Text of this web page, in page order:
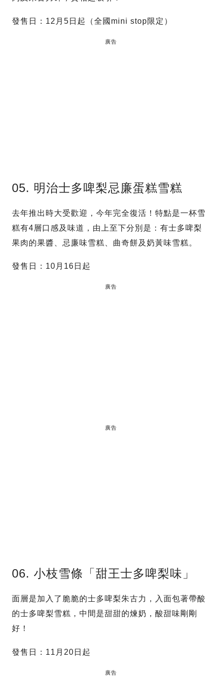
發售日：12月5日起（全國mini stop限定）
廣告
05. 明治士多啤梨忌廉蛋糕雪糕
去年推出時大受歡迎，今年完全復活！特點是一杯雪
糕有4層口感及味道，由上至下分別是：有士多啤梨
果肉的果醬、忌廉味雪糕、曲奇餅及奶黃味雪糕。
發售日：10月16日起
廣告
廣告
06. 小枝雪條「甜王士多啤梨味」
面層是加入了脆脆的士多啤梨朱古力，入面包著帶酸
的士多啤梨雪糕，中間是甜甜的煉奶，酸甜味剛剛
好！
發售日：11月20日起
廣告